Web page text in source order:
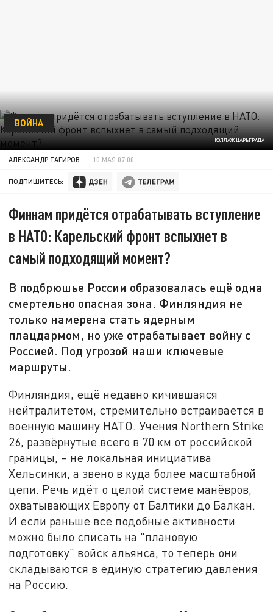
КОЛЛАЖ ЦАРЬГРАДА
ВОЙНА
АЛЕКСАНДР ТАГИРОВ 10 МАЯ 07:00
ПОДПИШИТЕСЬ:
Финнам придётся отрабатывать вступление
в НАТО: Карельский фронт вспыхнет в
самый подходящий момент?
В подбрюшье России образовалась ещё одна
смертельно опасная зона. Финляндия не
только намерена стать ядерным
плацдармом, но уже отрабатывает войну с
Россией. Под угрозой наши ключевые
маршруты.
Финляндия, ещё недавно кичившаяся
нейтралитетом, стремительно встраивается в
военную машину НАТО. Учения Northern Strike
26, развёрнутые всего в 70 км от российской
границы, – не локальная инициатива
Хельсинки, а звено в куда более масштабной
цепи. Речь идёт о целой системе манёвров,
охватывающих Европу от Балтики до Балкан.
И если раньше все подобные активности
можно было списать на "плановую
подготовку" войск альянса, то теперь они
складываются в единую стратегию давления
на Россию.